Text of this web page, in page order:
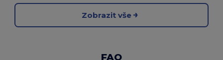
Zobrazit vše
FAQ